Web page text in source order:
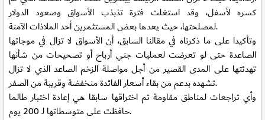
كسره لأسفل، وقد استغلت فترة تذبذب الأسواق وصعود الدولار
لمصلحتها، حيث يعدها بعض المستثمرين أحد الملاذات الآمنة.
وتأكيدا على ما ذكرناه في مقالنا السابق، أن الأسواق لا تزال في موجاتها
الصاعدة حتى لو تعرضت لعمليات جني أرباح أو تصحيحات من شأنها
تهدئتها على المدى القصير من أجل مواصلة الزخم الصاعد الذي لا تزال
تشهده بدعم من بقاء أسعار الفائدة منخفضة وقريبة من الصفر.
وأي تراجعات لمناطق مقاومة تم اختراقها سابقا هي إعادة اختبار طالما
حافظت على متوسطاتها لـ 200 يوم.